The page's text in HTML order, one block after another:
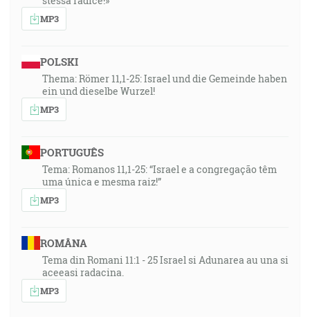
MP3
POLSKI
Thema: Römer 11,1-25: Israel und die Gemeinde haben
ein und dieselbe Wurzel!
MP3
PORTUGUÊS
Tema: Romanos 11,1-25: “Israel e a congregação têm
uma única e mesma raiz!”
MP3
ROMÂNA
Tema din Romani 11:1 - 25 Israel si Adunarea au una si
aceeasi radacina.
MP3